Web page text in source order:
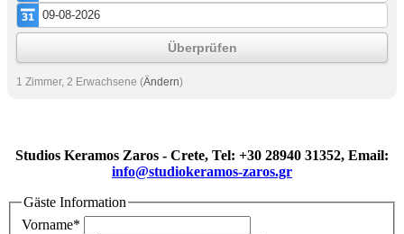
Überprüfen
1 Zimmer, 2 Erwachsene (Ändern)
Studios Keramos Zaros - Crete, Tel: +30 28940 31352, Email:
info@studiokeramos-zaros.gr
Gäste Information
Vorname*